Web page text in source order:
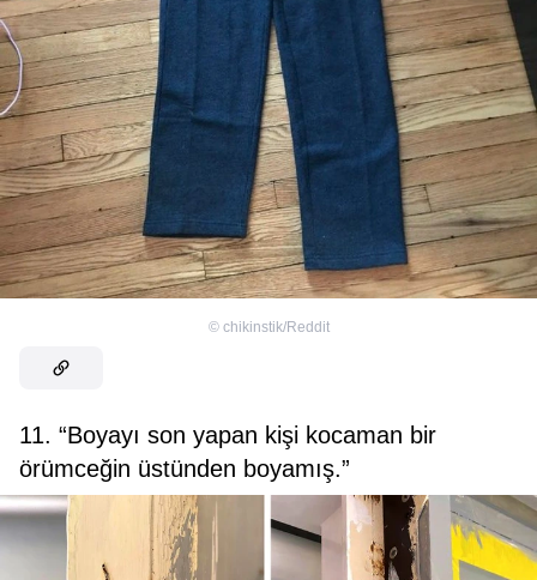
© chikinstik/Reddit
11. “Boyayı son yapan kişi kocaman bir
örümceğin üstünden boyamış.”